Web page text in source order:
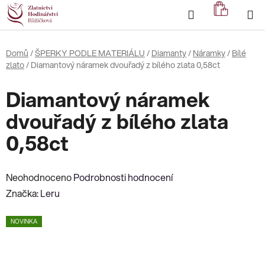
Přejít
na
obsah
Hledat
KOŠÍK
Domů /ŠPERKY PODLE MATERIÁLU / Diamanty/ Náramky/ Bílé
zlato/ Diamantový náramek dvouřadý z bílého zlata 0,58ct
Diamantový náramek
dvouřadý z bílého zlata
0,58ct
Průměrné
hodnocení
je
NeohodnocenoPodrobnosti hodnocení
Značka:Leru
NOVINKA